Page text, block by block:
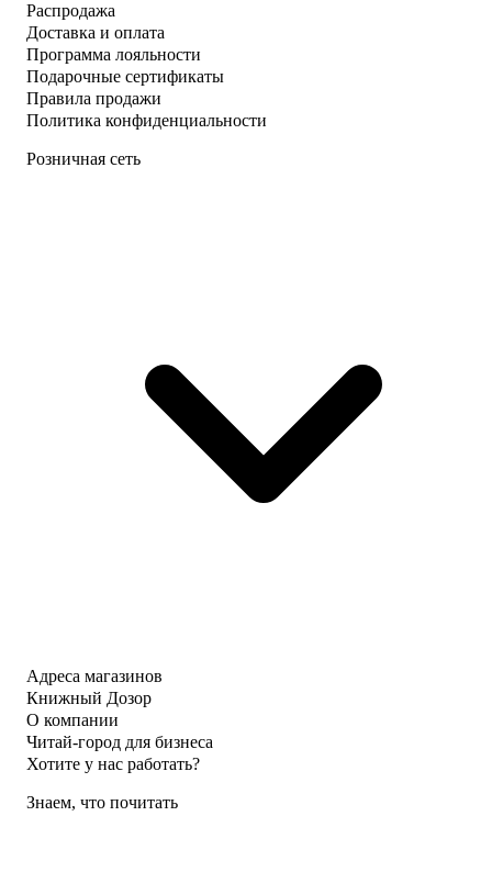
Распродажа
Доставка и оплата
Программа лояльности
Подарочные сертификаты
Правила продажи
Политика конфиденциальности
Розничная сеть
Адреса магазинов
Книжный Дозор
О компании
Читай-город для бизнеса
Хотите у нас работать?
Знаем, что почитать